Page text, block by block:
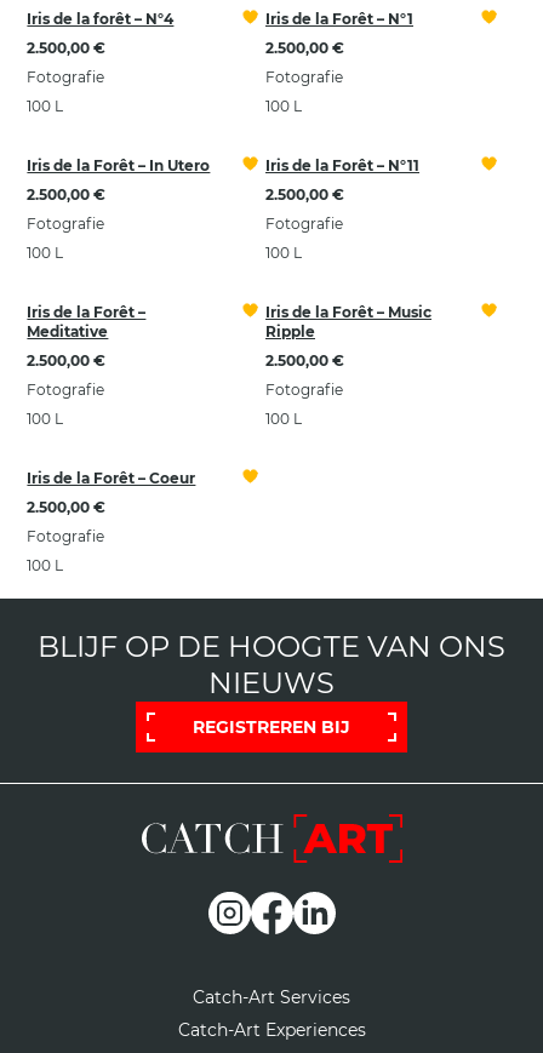
Iris de la forêt – N°4
2.500,00 €
Fotografie
100 L
Iris de la Forêt – N°1
2.500,00 €
Fotografie
100 L
Iris de la Forêt – In Utero
2.500,00 €
Fotografie
100 L
Iris de la Forêt – N°11
2.500,00 €
Fotografie
100 L
Iris de la Forêt –
Meditative
2.500,00 €
Fotografie
100 L
Iris de la Forêt – Music
Ripple
2.500,00 €
Fotografie
100 L
Iris de la Forêt – Coeur
2.500,00 €
Fotografie
100 L
BLIJF OP DE HOOGTE VAN ONS
NIEUWS
REGISTREREN BIJ
Catch-Art Services
Catch-Art Experiences